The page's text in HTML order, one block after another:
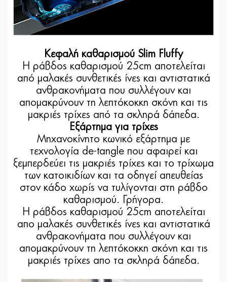
Κεφαλή καθαρισμού Slim Fluffy
Η ράβδος καθαρισμού 25cm αποτελείται
από μαλακές συνθετικές ίνες και αντιστατικά
ανθρακονήματα που συλλέγουν και
απομακρύνουν τη λεπτόκοκκη σκόνη και τις
μακριές τρίχες από τα σκληρά δάπεδα.
Εξάρτημα για τρίχες
Μηχανοκίνητο κωνικό εξάρτημα με
τεχνολογία de-tangle που αφαιρεί και
ξεμπερδεύει τις μακριές τρίχες και το τρίχωμα
των κατοικιδίων και τα οδηγεί απευθείας
στον κάδο χωρίς να τυλίγονται στη ράβδο
καθαρισμού. Γρήγορα.
Η ράβδος καθαρισμού 25cm αποτελείται
απο μαλακές συνθετικές ίνες και αντιστατικά
ανθρακονήματα που συλλέγουν και
απομακρύνουν τη λεπτόκοκκη σκόνη και τις
μακριές τρίχες απο τα σκληρά δάπεδα.